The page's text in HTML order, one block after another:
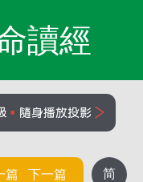
讀經
简
篇 下一篇